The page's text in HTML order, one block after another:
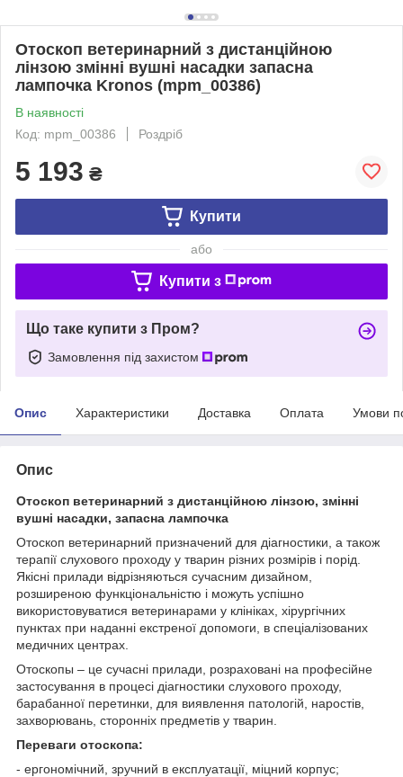
Отоскоп ветеринарний з дистанційною
лінзою змінні вушні насадки запасна
лампочка Kronos (mpm_00386)
В наявності
Код: mpm_00386
Роздріб
5 193 ₴
Купити
або
Купити з
Що таке купити з Пром?
Замовлення під захистом
Опис Характеристики Доставка Оплата Умови
Опис
Отоскоп ветеринарний з дистанційною лінзою, змінні
вушні насадки, запасна лампочка
Отоскоп ветеринарний призначений для діагностики, а також
терапії слухового проходу у тварин різних розмірів і порід.
Якісні прилади відрізняються сучасним дизайном,
розширеною функціональністю і можуть успішно
використовуватися ветеринарами у клініках, хірургічних
пунктах при наданні екстреної допомоги, в спеціалізованих
медичних центрах.
Отоскопы – це сучасні прилади, розраховані на професійне
застосування в процесі діагностики слухового проходу,
барабанної перетинки, для виявлення патологій, наростів,
захворювань, сторонніх предметів у тварин.
Переваги отоскопа:
- ергономічний, зручний в експлуатації, міцний корпус;